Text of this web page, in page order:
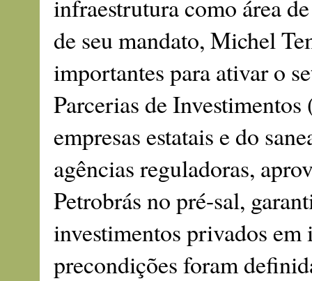
infraestrutura como área
de seu mandato, Michel
importantes para ativar o
Parcerias de
empresas estatais e do
agências reguladoras,
Petrobrás no pré-sal,
investimentos privados
precondições foram